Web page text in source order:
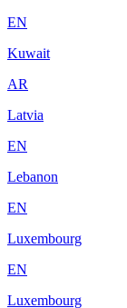
EN
Kuwait
AR
Latvia
EN
Lebanon
EN
Luxembourg
EN
Luxembourg